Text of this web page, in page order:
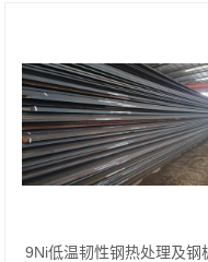
9Ni低温韧性钢热处理及钢